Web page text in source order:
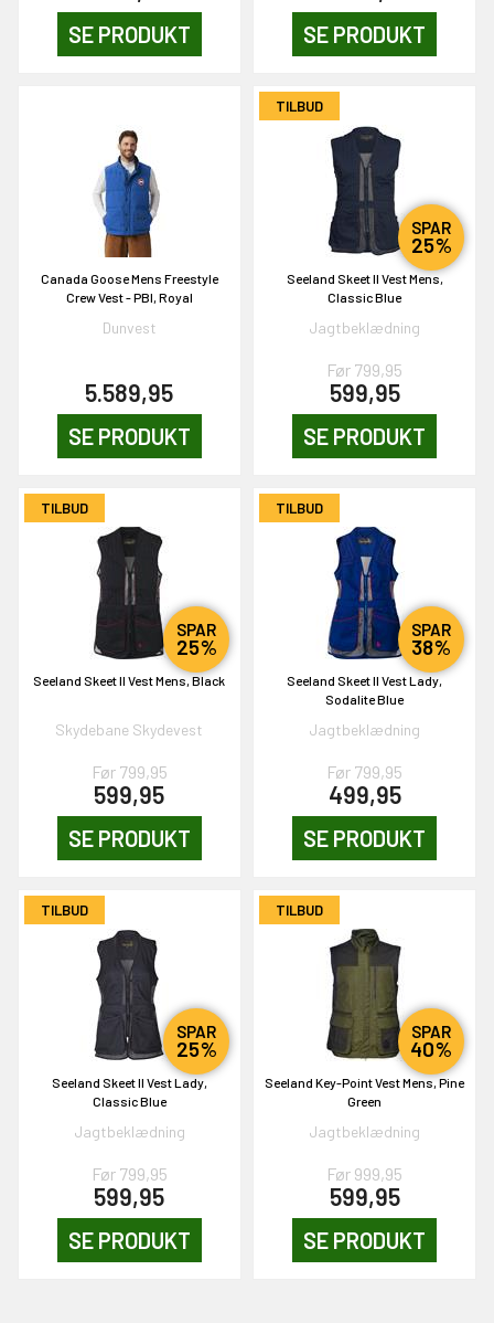
SE PRODUKT SE PRODUKT
Canada Goose Mens Freestyle
Crew Vest - PBI, Royal
Dunvest
5.589,95
SE PRODUKT
TILBUD
SPAR
25%
Seeland Skeet II Vest Mens,
Classic Blue
Jagtbeklædning
Før 799,95
599,95
SE PRODUKT
TILBUD
SPAR
25%
Seeland Skeet II Vest Mens, Black
Skydebane Skydevest
Før 799,95
599,95
SE PRODUKT
TILBUD
SPAR
38%
Seeland Skeet II Vest Lady,
Sodalite Blue
Jagtbeklædning
Før 799,95
499,95
SE PRODUKT
TILBUD
SPAR
25%
Seeland Skeet II Vest Lady,
Classic Blue
Jagtbeklædning
Før 799,95
599,95
SE PRODUKT
TILBUD
SPAR
40%
Seeland Key-Point Vest Mens, Pine
Green
Jagtbeklædning
Før 999,95
599,95
SE PRODUKT
PÅ
om et gavekort på
om måneden
VIND!
NEJ TAK!